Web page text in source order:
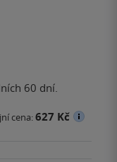
60 dní.
cena:627 Kč